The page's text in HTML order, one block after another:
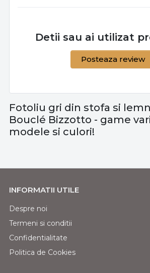
Detii sau ai utilizat
Posteaza review
Fotoliu gri din stofa si
Bouclé Bizzotto - game
modele si culori!
INFORMATII UTILE
Despre noi
Termeni si conditii
Confidentialitate
Politica de Cookies